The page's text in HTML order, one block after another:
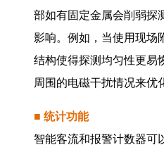
部如有固定金属会削弱探
影响。例如，当使用现场
结构使得探测均匀性更易
周围的电磁干扰情况来优
■ 统计功能
智能客流和报警计数器可